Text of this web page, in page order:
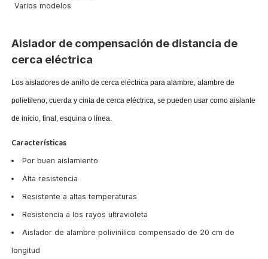
Varios modelos
Aislador de compensación de distancia de
cerca eléctrica
Los aisladores de anillo de cerca eléctrica para alambre, alambre de
polietileno, cuerda y cinta de cerca eléctrica, se pueden usar como aislante
de inicio, final, esquina o línea.
Características
Por buen aislamiento
Alta resistencia
Resistente a altas temperaturas
Resistencia a los rayos ultravioleta
Aislador de alambre polivinílico compensado de 20 cm de
longitud